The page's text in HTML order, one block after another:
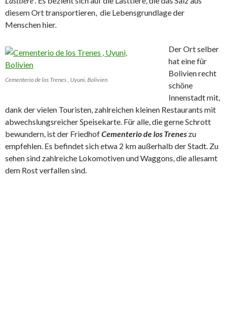
diesem Ort transportieren, die Lebensgrundlage der
Menschen hier.
Cementerio de los Trenes , Uyuni, Bolivien
Der Ort selber
hat eine für
Bolivien recht
schöne
Innenstadt mit,
dank der vielen Touristen, zahlreichen kleinen Restaurants mit
abwechslungsreicher Speisekarte. Für alle, die gerne Schrott
bewundern, ist der FriedhofCementerio de los Trenes zu
empfehlen. Es befindet sich etwa 2 km außerhalb der Stadt. Zu
sehen sind zahlreiche Lokomotiven und Waggons, die allesamt
dem Rost verfallen sind.